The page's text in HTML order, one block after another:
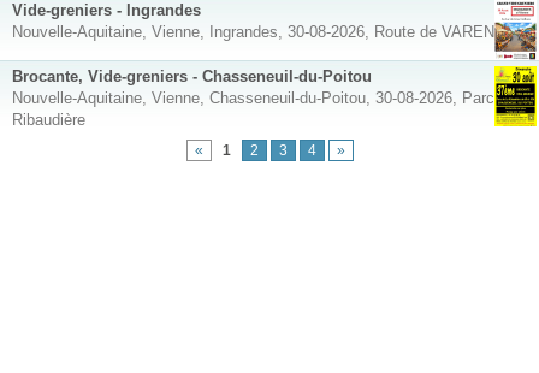
Vide-greniers - Ingrandes
Nouvelle-Aquitaine, Vienne, Ingrandes, 30-08-2026, Route de VARENNE
Brocante, Vide-greniers - Chasseneuil-du-Poitou
Nouvelle-Aquitaine, Vienne, Chasseneuil-du-Poitou, 30-08-2026, Parc de la
Ribaudière
« 1 2 3 4 »